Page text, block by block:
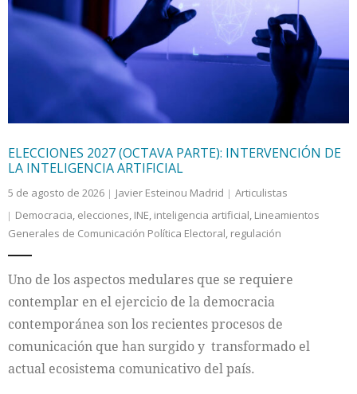
ELECCIONES 2027 (OCTAVA PARTE): INTERVENCIÓN DE
LA INTELIGENCIA ARTIFICIAL
5 de agosto de 2026 Javier Esteinou Madrid
Articulistas
Democracia, elecciones, INE, inteligencia artificial, Lineamientos
Generales de Comunicación Política Electoral, regulación
Uno de los aspectos medulares que se requiere
contemplar en el ejercicio de la democracia
contemporánea son los recientes procesos de
comunicación que han surgido y transformado el
actual ecosistema comunicativo del país.